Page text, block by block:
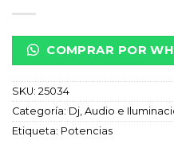
COMPRAR POR
SKU: 25034
Categoría: Dj, Audio e
Etiqueta: Potencias